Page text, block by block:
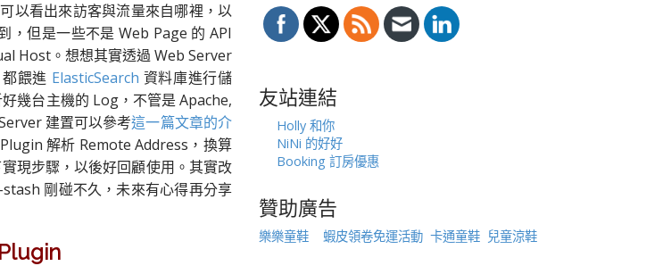
以看出來訪客與流量來自哪裡，以
，但是一些不是 Web Page 的 API
Host。想想其實透過 Web Server
餵進 ElasticSearch 資料庫進行儲
幾台主機的 Log，不管是 Apache,
建置可以參考這一篇文章的介
解析 Remote Address，換算
現步驟，以後好回顧使用。其實改
剛碰不久，未來有心得再分享
友站連結
Holly 和你
NiNi 的好好
Booking 訂房優惠
贊助廣告
樂樂童鞋 蝦皮領卷免運活動 卡通童鞋 兒童涼鞋